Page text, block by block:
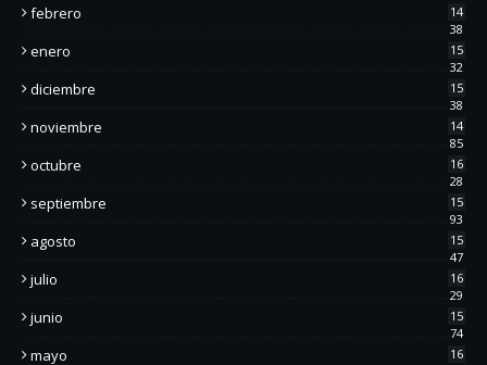
febrero
14
38
enero
15
32
diciembre
15
38
noviembre
14
85
octubre
16
28
septiembre
15
93
agosto
15
47
julio
16
29
junio
15
74
mayo
16